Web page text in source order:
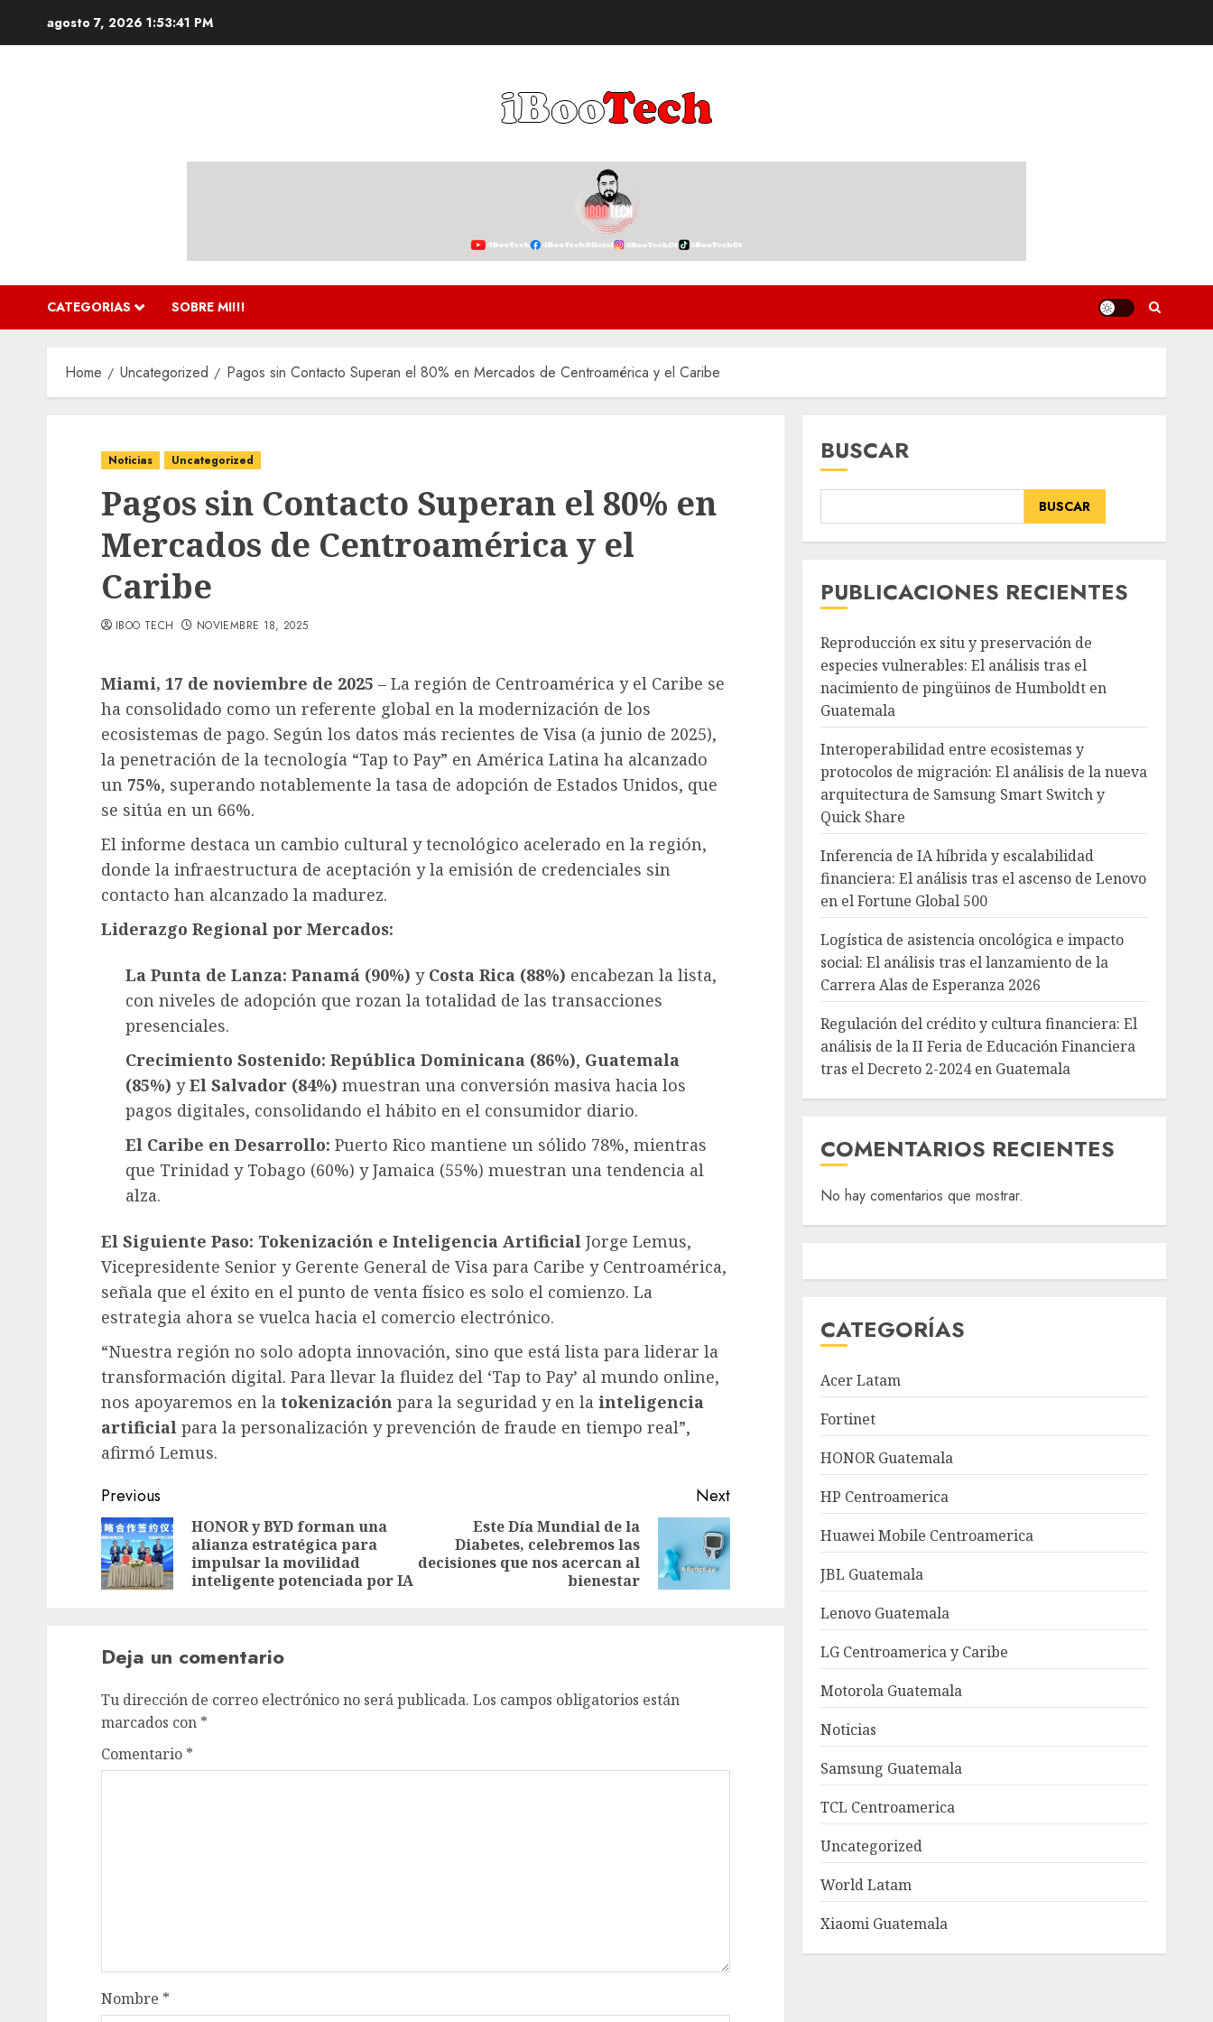
agosto 7, 2026 1:53:42 PM
CATEGORIAS SOBRE MI!!!
Home Uncategorized Pagos sin Contacto Superan el 80% en Mercados de Centroamérica y el Caribe
Noticias Uncategorized
Pagos sin Contacto Superan el 80% en
Mercados de Centroamérica y el
Caribe
IBOO TECH NOVIEMBRE 18, 2025
Miami, 17 de noviembre de 2025 – La región de Centroamérica y el Caribe se
ha consolidado como un referente global en la modernización de los
ecosistemas de pago. Según los datos más recientes de Visa (a junio de 2025),
la penetración de la tecnología “Tap to Pay” en América Latina ha alcanzado
un 75%, superando notablemente la tasa de adopción de Estados Unidos, que
se sitúa en un 66%.
El informe destaca un cambio cultural y tecnológico acelerado en la región,
donde la infraestructura de aceptación y la emisión de credenciales sin
contacto han alcanzado la madurez.
Liderazgo Regional por Mercados:
La Punta de Lanza: Panamá (90%) y Costa Rica (88%) encabezan la lista,
con niveles de adopción que rozan la totalidad de las transacciones
presenciales.
Crecimiento Sostenido: República Dominicana (86%), Guatemala
(85%) yEl Salvador (84%) muestran una conversión masiva hacia los
pagos digitales, consolidando el hábito en el consumidor diario.
El Caribe en Desarrollo: Puerto Rico mantiene un sólido 78%, mientras
que Trinidad y Tobago (60%) y Jamaica (55%) muestran una tendencia al
alza.
El Siguiente Paso: Tokenización e Inteligencia Artificial Jorge Lemus,
Vicepresidente Senior y Gerente General de Visa para Caribe y Centroamérica,
señala que el éxito en el punto de venta físico es solo el comienzo. La
estrategia ahora se vuelca hacia el comercio electrónico.
“Nuestra región no solo adopta innovación, sino que está lista para liderar la
transformación digital. Para llevar la fluidez del ‘Tap to Pay’ al mundo online,
nos apoyaremos en la tokenización para la seguridad y en la inteligencia
artificial para la personalización y prevención de fraude en tiempo real”,
afirmó Lemus.
Post
navigation
Previous
Previous
post:
HONOR y BYD forman una
alianza estratégica para
impulsar la movilidad
inteligente potenciada por IA
Next
post:
Este Día Mundial de la
Diabetes, celebremos las
decisiones que nos acercan al
bienestar
Deja un comentario
Tu dirección de correo electrónico no será publicada. Los campos obligatorios están
marcados con *
Comentario *
Nombre *
BUSCAR
BUSCAR
PUBLICACIONES RECIENTES
Reproducción ex situ y preservación de
especies vulnerables: El análisis tras el
nacimiento de pingüinos de Humboldt en
Guatemala
Interoperabilidad entre ecosistemas y
protocolos de migración: El análisis de la nueva
arquitectura de Samsung Smart Switch y
Quick Share
Inferencia de IA híbrida y escalabilidad
financiera: El análisis tras el ascenso de Lenovo
en el Fortune Global 500
Logística de asistencia oncológica e impacto
social: El análisis tras el lanzamiento de la
Carrera Alas de Esperanza 2026
Regulación del crédito y cultura financiera: El
análisis de la II Feria de Educación Financiera
tras el Decreto 2-2024 en Guatemala
COMENTARIOS RECIENTES
No hay comentarios que mostrar.
CATEGORÍAS
Acer Latam
Fortinet
HONOR Guatemala
HP Centroamerica
Huawei Mobile Centroamerica
JBL Guatemala
Lenovo Guatemala
LG Centroamerica y Caribe
Motorola Guatemala
Noticias
Samsung Guatemala
TCL Centroamerica
Uncategorized
World Latam
Xiaomi Guatemala